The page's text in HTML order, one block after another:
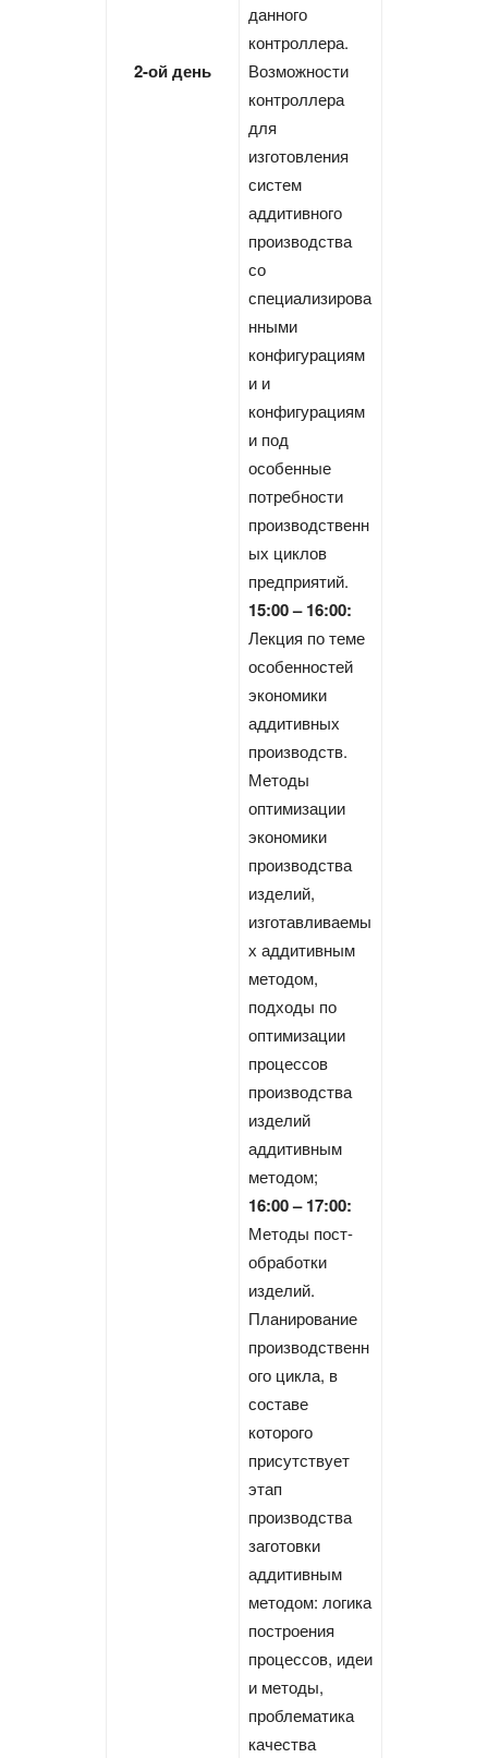
2-ой день
данного
контроллера.
Возможности
контроллера
для
изготовления
систем
аддитивного
производства
со
специализирова
нными
конфигурациям
и и
конфигурациям
и под
особенные
потребности
производственн
ых циклов
предприятий.
15:00 – 16:00:
Лекция по теме
особенностей
экономики
аддитивных
производств.
Методы
оптимизации
экономики
производства
изделий,
изготавливаемы
х аддитивным
методом,
подходы по
оптимизации
процессов
производства
изделий
аддитивным
методом;
16:00 – 17:00:
Методы пост-
обработки
изделий.
Планирование
производственн
ого цикла, в
составе
которого
присутствует
этап
производства
заготовки
аддитивным
методом: логика
построения
процессов, идеи
и методы,
проблематика
качества